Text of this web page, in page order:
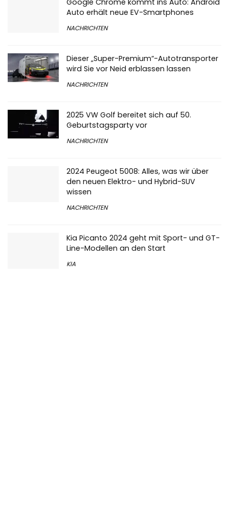
Auto erhält neue EV-Smartphones
NACHRICHTEN
Dieser „Super-Premium“-Autotransporter
wird Sie vor Neid erblassen lassen
NACHRICHTEN
2025 VW Golf bereitet sich auf 50.
Geburtstagsparty vor
NACHRICHTEN
2024 Peugeot 5008: Alles, was wir über
den neuen Elektro- und Hybrid-SUV
wissen
NACHRICHTEN
Kia Picanto 2024 geht mit Sport- und GT-
Line-Modellen an den Start
KIA